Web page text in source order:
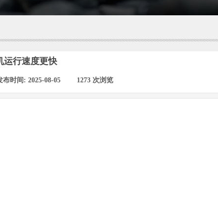
运行速度更快
布时间: 2025-08-05 1273 次浏览